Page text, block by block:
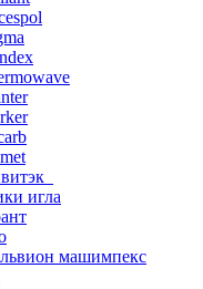
игла
машимпекс